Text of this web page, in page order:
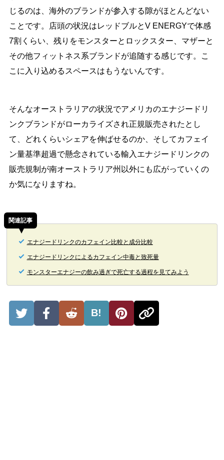
じるのは、海外のブランドが参入する隙がほとんどない
ことです。店頭の状況はレッドブルとV ENERGYで体感
7割くらい、残りをモンスターとロックスター、マザーと
その他フィットネス系ブランドが追随する感じです。こ
こに入り込めるスペースはもうないんです。
そんなオーストラリアの状況でアメリカのエナジードリ
ンクブランドがローカライズされ正規販売されたとし
て、どれくらいシェアを伸ばせるのか、そしてカフェイ
ン量基準超過で懸念されている輸入エナジードリンクの
販売規制が南オーストラリア州以外にも広がっていくの
か気になりますね。
関連記事
エナジードリンクのカフェイン比較と成分比較
エナジードリンクによるカフェイン中毒と致死量
モンスターエナジーの飲み過ぎで死亡する過程を見てみよう
B!